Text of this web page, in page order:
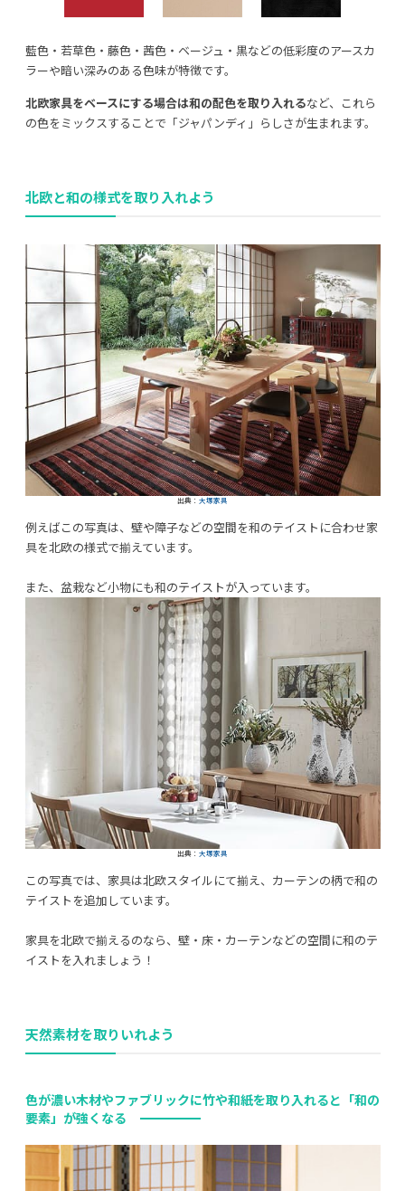
藍色・若草色・藤色・茜色・ベージュ・黒などの低彩度のアースカ
ラーや暗い深みのある色味が特徴です。
北欧家具をベースにする場合は和の配色を取り入れるなど、これら
の色をミックスすることで「ジャパンディ」らしさが生まれます。
北欧と和の様式を取り入れよう
出典： 大塚家具
例えばこの写真は、壁や障子などの空間を和のテイストに合わせ家
具を北欧の様式で揃えています。
また、盆栽など小物にも和のテイストが入っています。
出典： 大塚家具
この写真では、家具は北欧スタイルにて揃え、カーテンの柄で和の
テイストを追加しています。
家具を北欧で揃えるのなら、壁・床・カーテンなどの空間に和のテ
イストを入れましょう！
天然素材を取りいれよう
色が濃い木材やファブリックに竹や和紙を取り入れると「和の
要素」が強くなる